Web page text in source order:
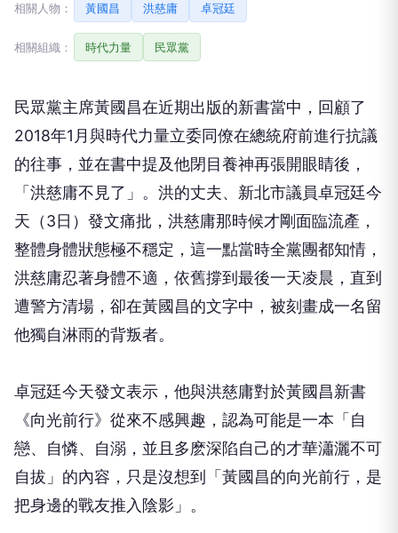
相關人物： 黃國昌 洪慈庸 卓冠廷
相關組織： 時代力量 民眾黨
民眾黨主席黃國昌在近期出版的新書當中，回顧了
2018年1月與時代力量立委同僚在總統府前進行抗議
的往事，並在書中提及他閉目養神再張開眼睛後，
「洪慈庸不見了」。洪的丈夫、新北市議員卓冠廷今
天（3日）發文痛批，洪慈庸那時候才剛面臨流產，
整體身體狀態極不穩定，這一點當時全黨團都知情，
洪慈庸忍著身體不適，依舊撐到最後一天凌晨，直到
遭警方清場，卻在黃國昌的文字中，被刻畫成一名留
他獨自淋雨的背叛者。
卓冠廷今天發文表示，他與洪慈庸對於黃國昌新書
《向光前行》從來不感興趣，認為可能是一本「自
戀、自憐、自溺，並且多麽深陷自己的才華瀟灑不可
自拔」的內容，只是沒想到「黃國昌的向光前行，是
把身邊的戰友推入陰影」。